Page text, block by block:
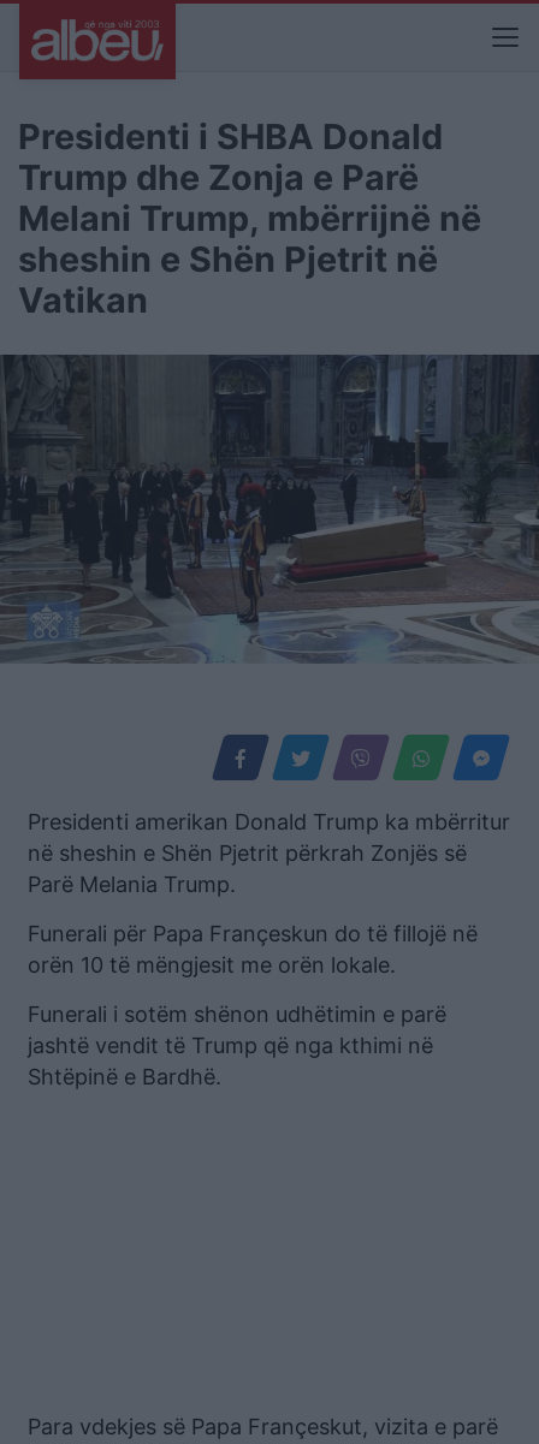
Presidenti i SHBA Donald
Trump dhe Zonja e Parë
Melani Trump, mbërrijnë në
sheshin e Shën Pjetrit në
Vatikan
Presidenti amerikan Donald Trump ka mbërritur
në sheshin e Shën Pjetrit përkrah Zonjës së
Parë Melania Trump.
Funerali për Papa Françeskun do të fillojë në
orën 10 të mëngjesit me orën lokale.
Funerali i sotëm shënon udhëtimin e parë
jashtë vendit të Trump që nga kthimi në
Shtëpinë e Bardhë.
Para vdekjes së Papa Françeskut, vizita e parë